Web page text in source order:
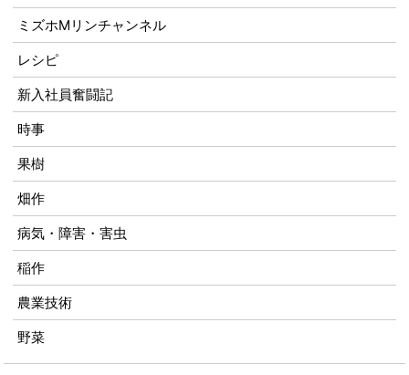
ミズホMリンチャンネル
レシピ
新入社員奮闘記
時事
果樹
畑作
病気・障害・害虫
稲作
農業技術
野菜